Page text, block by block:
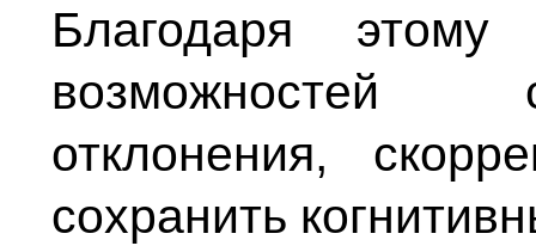
Благодаря
возможностей
отклонения,
сохранить